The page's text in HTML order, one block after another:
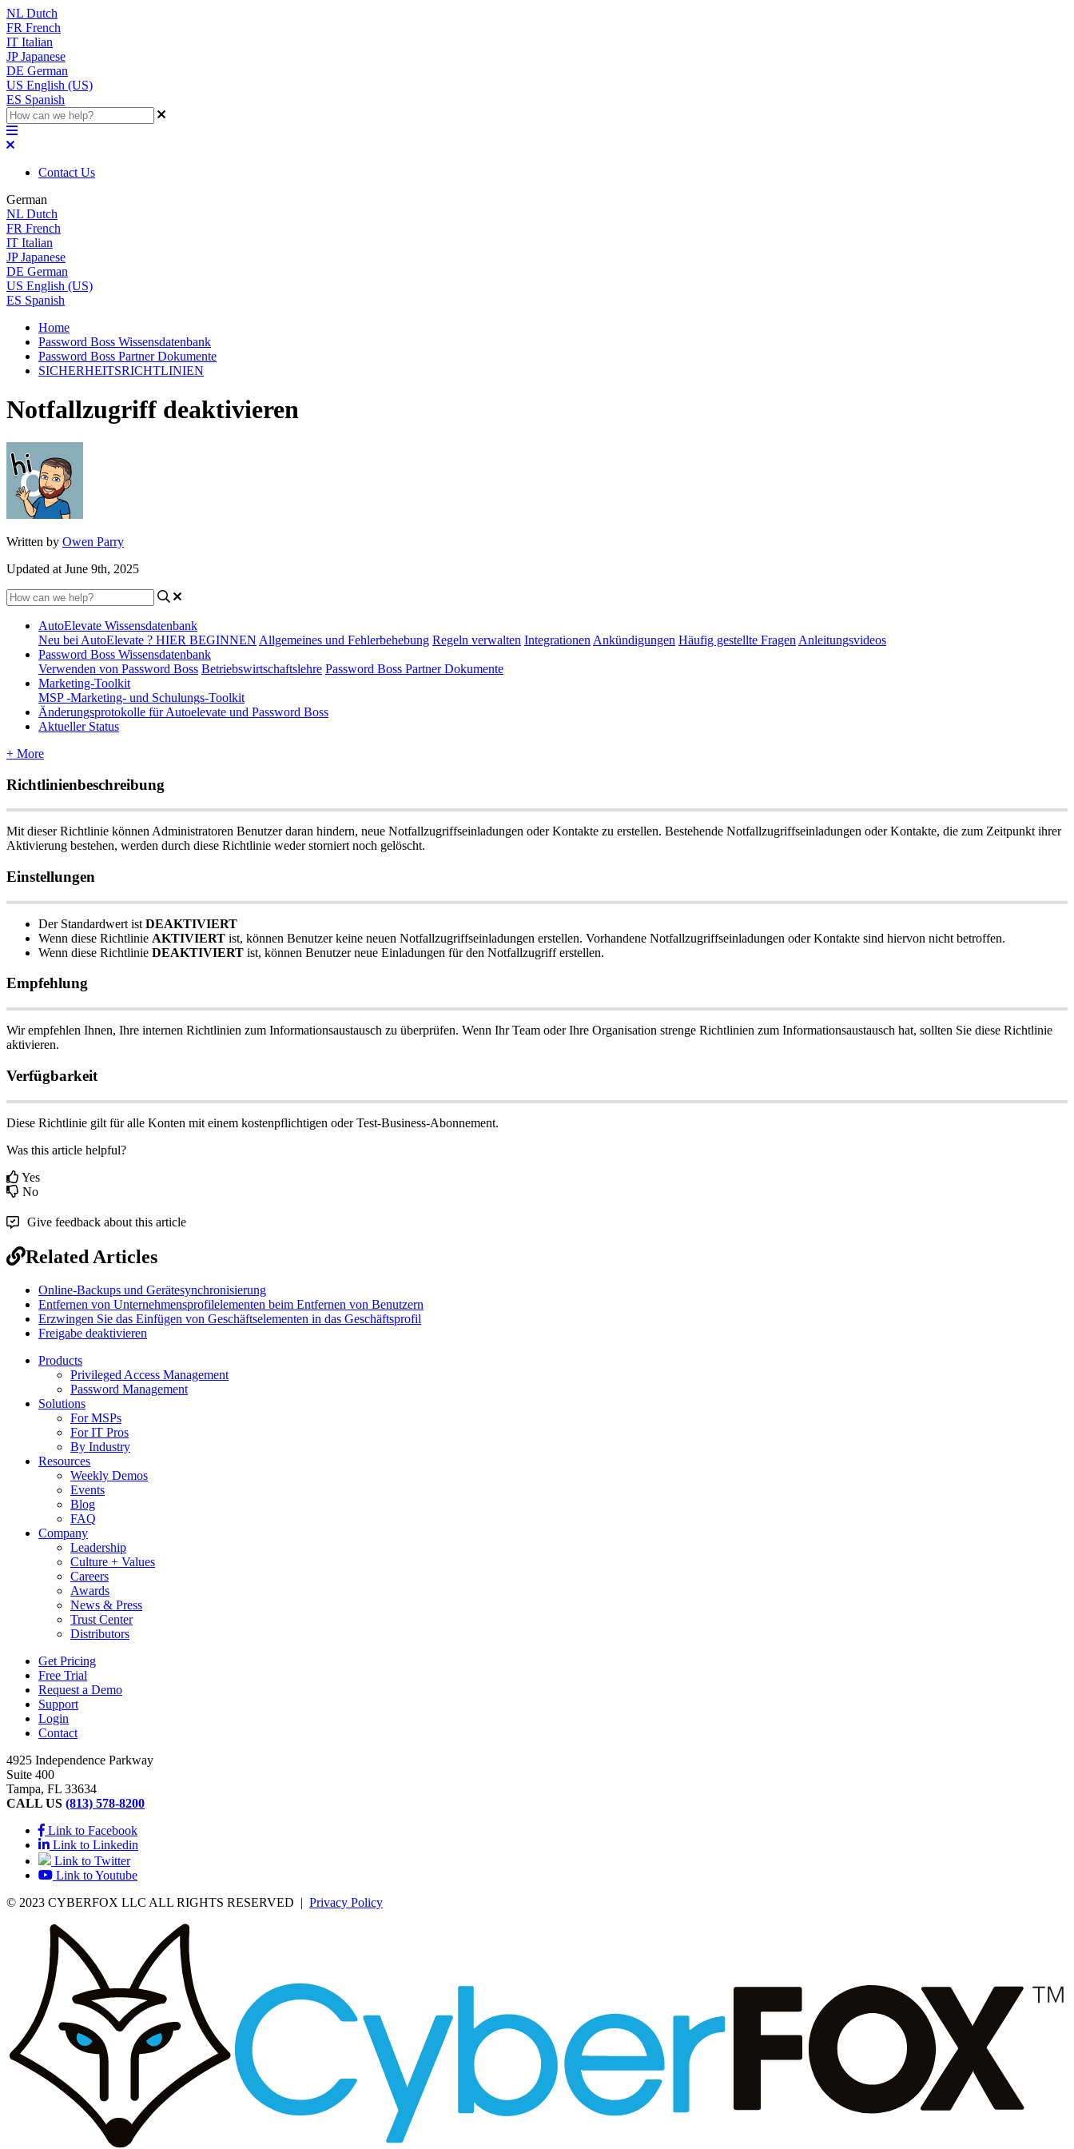
NL Dutch
FR French
IT Italian
JP Japanese
DE German
US English (US)
ES Spanish
Contact Us
German
NL Dutch
FR French
IT Italian
JP Japanese
DE German
US English (US)
ES Spanish
Home
Password Boss Wissensdatenbank
Password Boss Partner Dokumente
SICHERHEITSRICHTLINIEN
Notfallzugriff deaktivieren
Written by Owen Parry
Updated at June 9th, 2025
AutoElevate Wissensdatenbank
Neu bei AutoElevate ? HIER BEGINNEN Allgemeines und Fehlerbehebung Regeln verwalten Integrationen Ankündigungen Häufig gestellte Fragen Anleitungsvideos
Password Boss Wissensdatenbank
Verwenden von Password Boss Betriebswirtschaftslehre Password Boss Partner Dokumente
Marketing-Toolkit
MSP -Marketing- und Schulungs-Toolkit
Änderungsprotokolle für Autoelevate und Password Boss
Aktueller Status
+ More
Richtlinienbeschreibung
Mit dieser Richtlinie können Administratoren Benutzer daran hindern, neue Notfallzugriffseinladungen oder Kontakte zu erstellen. Bestehende Notfallzugriffseinladungen oder Kontakte, die zum Zeitpunkt ihrer
Aktivierung bestehen, werden durch diese Richtlinie weder storniert noch gelöscht.
Einstellungen
Der Standardwert ist DEAKTIVIERT
Wenn diese Richtlinie AKTIVIERT ist, können Benutzer keine neuen Notfallzugriffseinladungen erstellen. Vorhandene Notfallzugriffseinladungen oder Kontakte sind hiervon nicht betroffen.
Wenn diese Richtlinie DEAKTIVIERT ist, können Benutzer neue Einladungen für den Notfallzugriff erstellen.
Empfehlung
Wir empfehlen Ihnen, Ihre internen Richtlinien zum Informationsaustausch zu überprüfen. Wenn Ihr Team oder Ihre Organisation strenge Richtlinien zum Informationsaustausch hat, sollten Sie diese Richtlinie
aktivieren.
Verfügbarkeit
Diese Richtlinie gilt für alle Konten mit einem kostenpflichtigen oder Test-Business-Abonnement.
Was this article helpful?
Yes
No
Give feedback about this article
Related Articles
Online-Backups und Gerätesynchronisierung
Entfernen von Unternehmensprofilelementen beim Entfernen von Benutzern
Erzwingen Sie das Einfügen von Geschäftselementen in das Geschäftsprofil
Freigabe deaktivieren
Products
Privileged Access Management
Password Management
Solutions
For MSPs
For IT Pros
By Industry
Resources
Weekly Demos
Events
Blog
FAQ
Company
Leadership
Culture + Values
Careers
Awards
News & Press
Trust Center
Distributors
Get Pricing
Free Trial
Request a Demo
Support
Login
Contact
4925 Independence Parkway
Suite 400
Tampa, FL 33634
CALL US (813) 578-8200
Link to Facebook
Link to Linkedin
Link to Twitter
Link to Youtube
© 2023 CYBERFOX LLC ALL RIGHTS RESERVED | Privacy Policy